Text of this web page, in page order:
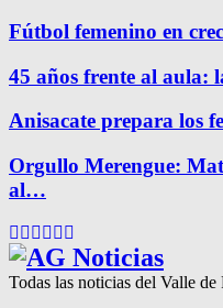
Fútbol femenino en
45 años frente al aula:
Anisacate prepara los
Orgullo Merengue:
al…
Facebook
Twitter
Instagram
Pinterest
Google
Todas las noticias del Valle de